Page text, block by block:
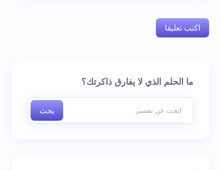
اكتب تعليقا
لن يتم نشر عنوان بريدك الإلكتروني. الحقول الإلزامية مشارما الحلم الذي لا يفارق ذاكرتك؟
بحث